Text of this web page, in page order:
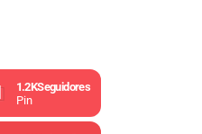
1.2KSeguidores
Pin